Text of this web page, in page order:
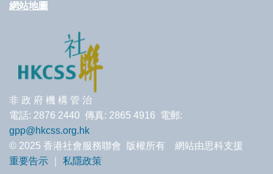
網站地圖
非 政 府 機 構 管 治
電話: 2876 2440 傳真: 2865 4916 電郵:
gpp@hkcss.org.hk
© 2025 香港社會服務聯會 版權所有 網站由思科支援
重要告示
私隱政策